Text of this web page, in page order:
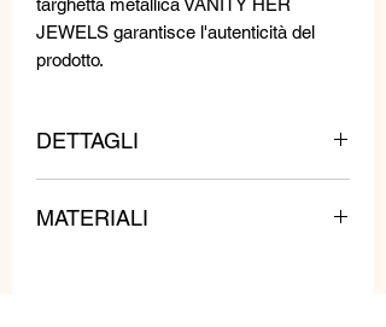
JEWELS garantisce l'autenticità del
prodotto.
DETTAGLI
esperte con cristalli.
MATERIALI